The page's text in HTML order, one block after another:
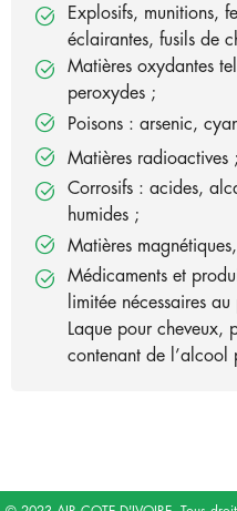
Explosifs, munitions,
éclairantes, fusils de
Matières oxydantes
peroxydes ;
Poisons : arsenic,
Matières radioactives ;
Corrosifs : acides,
humides ;
Matières
Médicaments et
limitée nécessaires
Laque pour cheveux,
contenant de l’alcool